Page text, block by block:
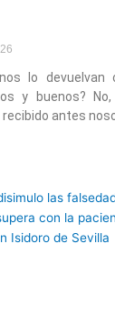
lo devuelvan
y buenos?
antes